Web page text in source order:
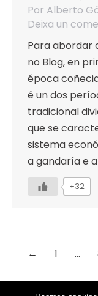
Por Alberto
Deixa un
Para abordar
no Blog, en
época
é un dos
tradicional
que se
sistema
a gandaría e
+32
← 1 …